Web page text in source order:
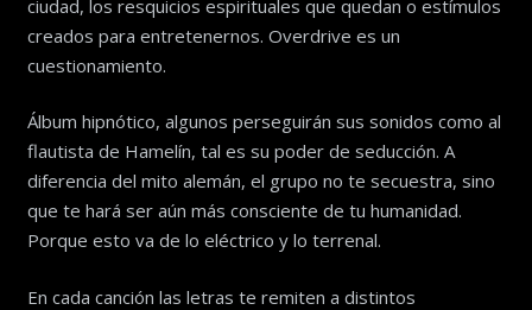
ciudad, los resquicios espirituales que quedan o estímulos
creados para entretenernos. Overdrive es un
cuestionamiento.
Álbum hipnótico, algunos perseguirán sus sonidos como al
flautista de Hamelín, tal es su poder de seducción. A
diferencia del mito alemán, el grupo no te secuestra, sino
que te hará ser aún más consciente de tu humanidad.
Porque esto va de lo eléctrico y lo terrenal.
En cada canción las letras te remiten a distintos